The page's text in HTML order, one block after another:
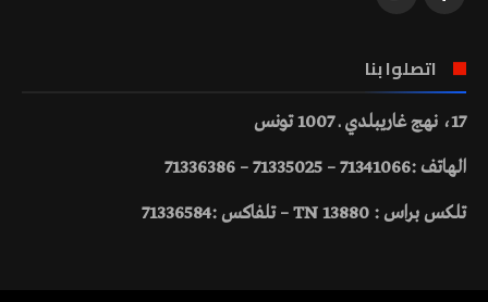
اتصلوا بنا
17، نهج غاريبلدي ـ 1007 تونس
الهاتف :71341066 – 71335025 – 71336386
تلكس براس : 13880 TN – تلفاكس :71336584